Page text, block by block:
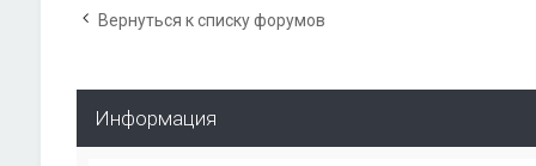
Вернуться к списку форумов
Информация